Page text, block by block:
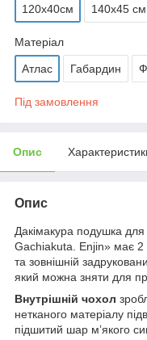
120х40см 140х45 см
Матеріал
Атлас Габардин
Під замовлення
Опис
Опис
Дакімакура подушка для
Gachiakuta. Enjin» має 2
та зовнішній
який можна зняти для
Внутрішній чохол
нетканого матеріалу
підшитий шар мʼякого